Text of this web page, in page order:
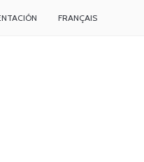
FRANÇAIS